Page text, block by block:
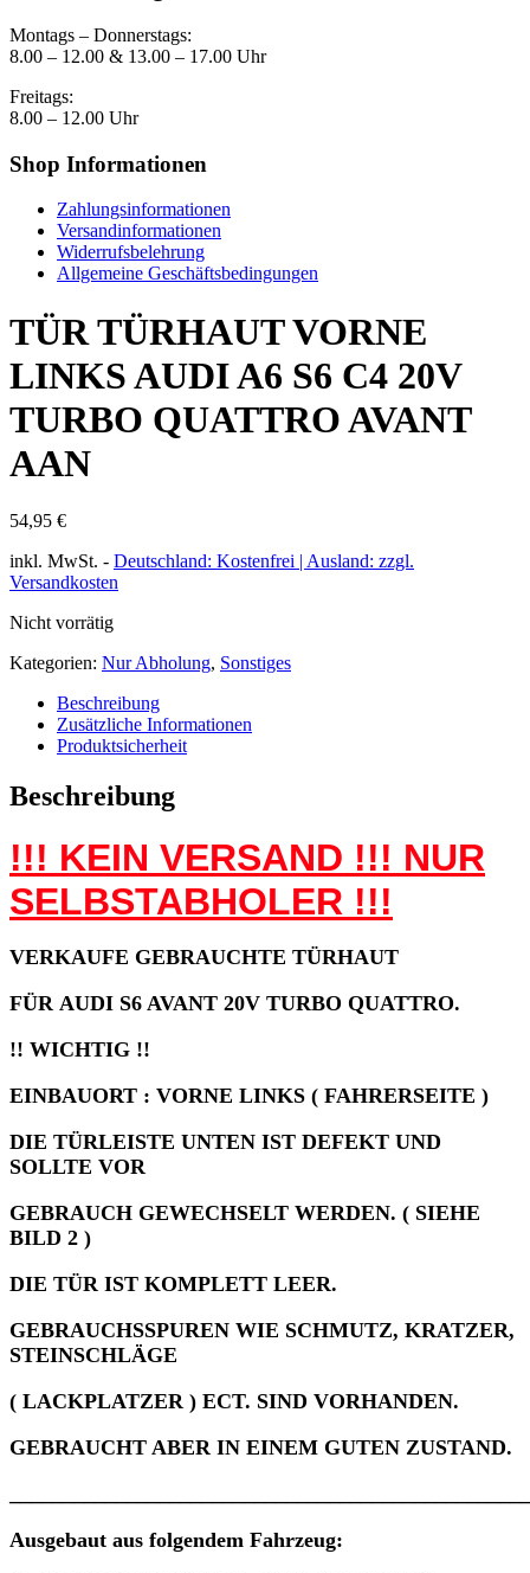
Montags – Donnerstags:
8.00 – 12.00 & 13.00 – 17.00 Uhr
Freitags:
8.00 – 12.00 Uhr
Shop Informationen
Zahlungsinformationen
Versandinformationen
Widerrufsbelehrung
Allgemeine Geschäftsbedingungen
TÜR TÜRHAUT VORNE
LINKS AUDI A6 S6 C4 20V
TURBO QUATTRO AVANT
AAN
54,95 €
inkl. MwSt. - Deutschland: Kostenfrei | Ausland: zzgl.
Versandkosten
Nicht vorrätig
Kategorien: Nur Abholung, Sonstiges
Beschreibung
Zusätzliche Informationen
Produktsicherheit
Beschreibung
!!! KEIN VERSAND !!! NUR
SELBSTABHOLER !!!
VERKAUFE GEBRAUCHTE TÜRHAUT
FÜR AUDI S6 AVANT 20V TURBO QUATTRO.
!! WICHTIG !!
EINBAUORT : VORNE LINKS ( FAHRERSEITE )
DIE TÜRLEISTE UNTEN IST DEFEKT UND
SOLLTE VOR
GEBRAUCH GEWECHSELT WERDEN. ( SIEHE
BILD 2 )
DIE TÜR IST KOMPLETT LEER.
GEBRAUCHSSPUREN WIE SCHMUTZ, KRATZER,
STEINSCHLÄGE
( LACKPLATZER ) ECT. SIND VORHANDEN.
GEBRAUCHT ABER IN EINEM GUTEN ZUSTAND.
Ausgebaut aus folgendem Fahrzeug: